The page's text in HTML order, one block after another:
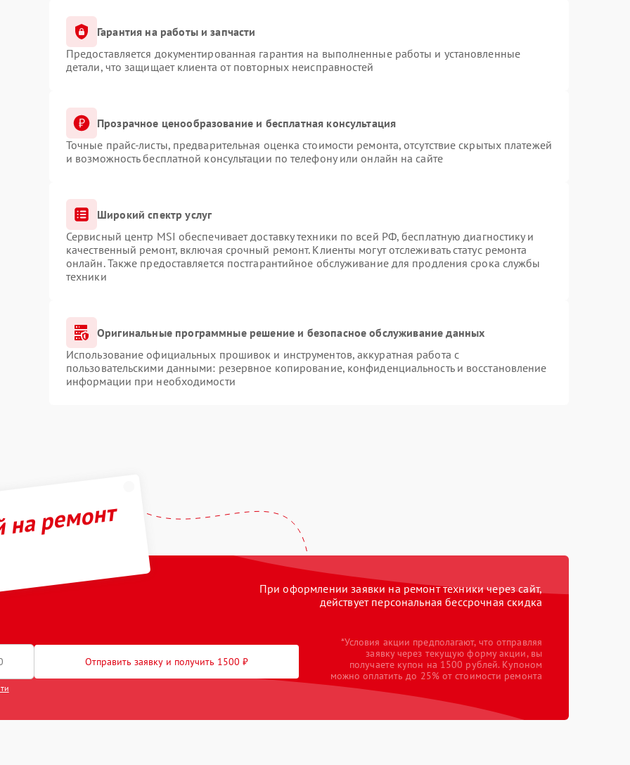
Гарантия на работы и запчасти
Предоставляется документированная гарантия на выполненные работы и установленные
детали, что защищает клиента от повторных неисправностей
Прозрачное ценообразование и бесплатная консультация
Точные прайс-листы, предварительная оценка стоимости ремонта, отсутствие скрытых платежей
и возможность бесплатной консультации по телефону или онлайн на сайте
Широкий спектр услуг
Сервисный центр MSI обеспечивает доставку техники по всей РФ, бесплатную диагностику и
качественный ремонт, включая срочный ремонт. Клиенты могут отслеживать статус ремонта
онлайн. Также предоставляется постгарантийное обслуживание для продления срока службы
техники
Оригинальные программные решение и безопасное обслуживание данных
Использование официальных прошивок и инструментов, аккуратная работа с
пользовательскими данными: резервное копирование, конфиденциальность и восстановление
информации при необходимости
ремонт
При оформлении заявки на ремонт техники через сайт,
действует персональная бессрочная скидка
Отправить заявку и получить 1500 ₽
*Условия акции предполагают, что отправляя
заявку через текущую форму акции, вы
получаете купон на 1500 рублей. Купоном
можно оплатить до 25% от стоимости ремонта